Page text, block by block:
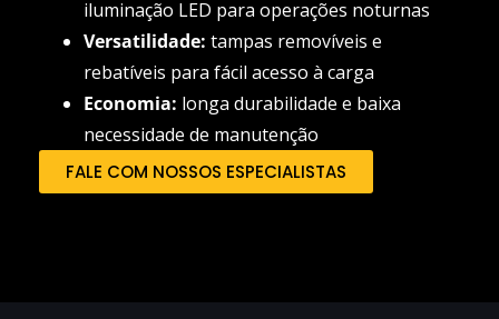
iluminação LED para operações noturnas
Versatilidade: tampas removíveis e
rebatíveis para fácil acesso à carga
Economia: longa durabilidade e baixa
necessidade de manutenção
FALE COM NOSSOS ESPECIALISTAS